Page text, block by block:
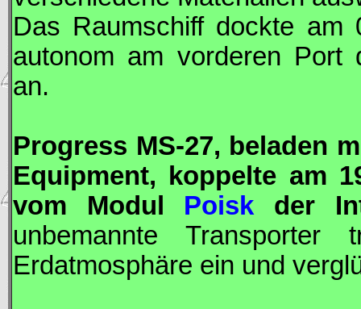
Das Raumschiff dockte
autonom am vorderen
an.
Progress MS-27, beladen
Equipment, koppelte am
vom Modul Poisk der
unbemannte
Erdatmosphäre ein und